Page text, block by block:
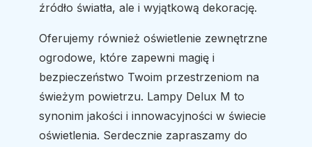
źródło światła, ale i wyjątkową dekorację.
Oferujemy również oświetlenie zewnętrzne
ogrodowe, które zapewni magię i
bezpieczeństwo Twoim przestrzeniom na
świeżym powietrzu. Lampy Delux M to
synonim jakości i innowacyjności w świecie
oświetlenia. Serdecznie zapraszamy do